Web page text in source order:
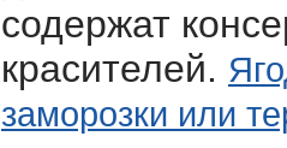
содержат
красителей.
заморозки или